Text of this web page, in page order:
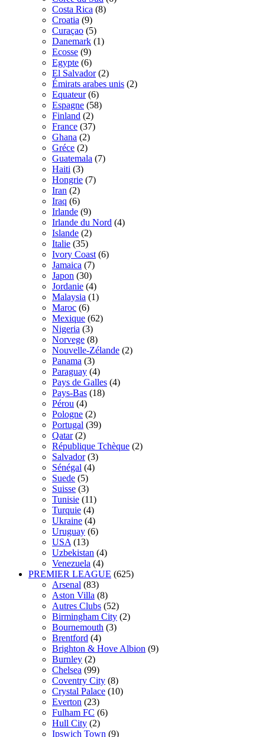
Costa Rica (8)
Croatia (9)
Curaçao (5)
Danemark (1)
Ecosse (9)
Egypte (6)
El Salvador (2)
Émirats arabes unis (2)
Equateur (6)
Espagne (58)
Finland (2)
France (37)
Ghana (2)
Gréce (2)
Guatemala (7)
Haiti (3)
Hongrie (7)
Iran (2)
Iraq (6)
Irlande (9)
Irlande du Nord (4)
Islande (2)
Italie (35)
Ivory Coast (6)
Jamaica (7)
Japon (30)
Jordanie (4)
Malaysia (1)
Maroc (6)
Mexique (62)
Nigeria (3)
Norvege (8)
Nouvelle-Zélande (2)
Panama (3)
Paraguay (4)
Pays de Galles (4)
Pays-Bas (18)
Pérou (4)
Pologne (2)
Portugal (39)
Qatar (2)
République Tchèque (2)
Salvador (3)
Sénégal (4)
Suede (5)
Suisse (3)
Tunisie (11)
Turquie (4)
Ukraine (4)
Uruguay (6)
USA (13)
Uzbekistan (4)
Venezuela (4)
PREMIER LEAGUE (625)
Arsenal (83)
Aston Villa (8)
Autres Clubs (52)
Birmingham City (2)
Bournemouth (3)
Brentford (4)
Brighton & Hove Albion (9)
Burnley (2)
Chelsea (99)
Coventry City (8)
Crystal Palace (10)
Everton (23)
Fulham FC (6)
Hull City (2)
Ipswich Town (9)